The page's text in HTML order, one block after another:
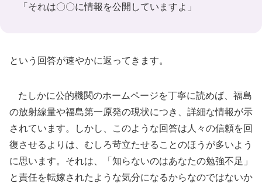
「それは〇〇に情報を公開していますよ」
という回答が速やかに返ってきます。
たしかに公的機関のホームページを丁寧に読めば、福島
の放射線量や福島第一原発の現状につき、詳細な情報が示
されています。しかし、このような回答は人々の信頼を回
復させるよりは、むしろ苛立たせることのほうが多いよう
に思います。それは、「知らないのはあなたの勉強不足」
と責任を転嫁されたような気分になるからなのではないか